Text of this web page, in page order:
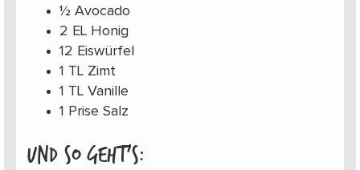
½ Avocado
2 EL Honig
12 Eiswürfel
1 TL Zimt
1 TL Vanille
1 Prise Salz
Und so geht’s: